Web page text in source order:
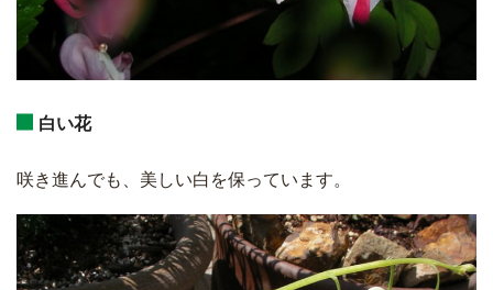
白い花
咲き進んでも、美しい白を保っています。